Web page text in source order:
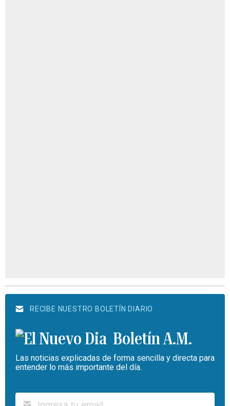
RECIBE NUESTRO BOLETÍN DIARIO
Boletín A.M.
Las noticias explicadas de forma sencilla y directa para
entender lo más importante del día.